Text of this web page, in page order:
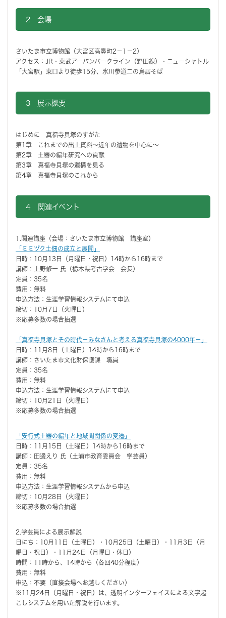
2 会場
さいたま市立博物館（大宮区高鼻町2－1－2）
アクセス：JR・東武アーバンパークライン（野田線）・ニューシャトル
「大宮駅」東口より徒歩15分、氷川参道二の鳥居そば
3 展示概要
はじめに 真福寺貝塚のすがた
第1章 これまでの出土資料～近年の遺物を中心に～
第2章 土器の編年研究への貢献
第3章 真福寺貝塚の遺構を見る
第4章 真福寺貝塚のこれから
4 関連イベント
1.関連講座（会場：さいたま市立博物館 講座室）
「ミミヅク土偶の成立と展開」
日時：10月13日（月曜日・祝日）14時から16時まで
講師：上野修一 氏（栃木県考古学会 会長）
定員：35名
費用：無料
申込方法：生涯学習情報システムにて申込
締切：10月7日（火曜日）
※応募多数の場合抽選
「真福寺貝塚とその時代－みなさんと考える真福寺貝塚の4000年－」
日時：11月8日（土曜日）14時から16時まで
講師：さいたま市文化財保護課 職員
定員：35名
費用：無料
申込方法：生涯学習情報システムにて申込
締切：10月21日（火曜日）
※応募多数の場合抽選
「安行式土器の編年と地域間関係の変遷」
日時：11月15日（土曜日）14時から16時まで
講師：田邊えり 氏（土浦市教育委員会 学芸員）
定員：35名
費用：無料
申込方法：生涯学習情報システムから申込
締切：10月28日（火曜日）
※応募多数の場合抽選
2.学芸員による展示解説
日にち：10月11日（土曜日）・10月25日（土曜日）・11月3日（月
曜日・祝日）・11月24日（月曜日・休日）
時間：11時から、14時から（各回40分程度）
費用：無料
申込：不要（直接会場へお越しください）
※11月24日（月曜日・祝日）は、透明インターフェイスによる文字起
こしシステムを用いた解説を行います。